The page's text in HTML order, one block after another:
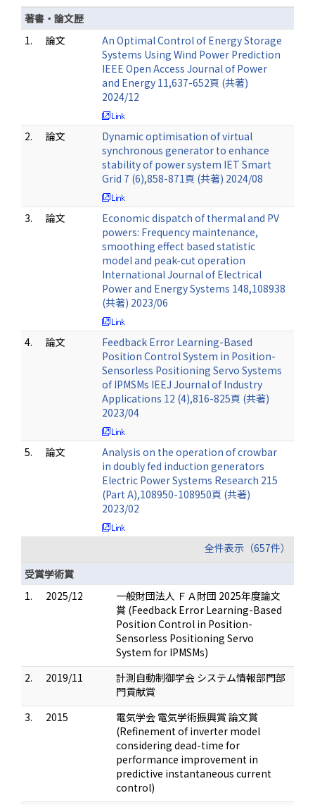
著書・論文歴
1.
論文
An Optimal Control of Energy Storage
Systems Using Wind Power Prediction
IEEE Open Access Journal of Power
and Energy 11,637-652頁 (共著)
2024/12
2. 論文
Dynamic optimisation of virtual
synchronous generator to enhance
stability of power system IET Smart
Grid 7 (6),858-871頁 (共著) 2024/08
3. 論文
Economic dispatch of thermal and PV
powers: Frequency maintenance,
smoothing effect based statistic
model and peak-cut operation
International Journal of Electrical
Power and Energy Systems 148,108938
(共著) 2023/06
4. 論文
Feedback Error Learning-Based
Position Control System in Position-
Sensorless Positioning Servo Systems
of IPMSMs IEEJ Journal of Industry
Applications 12 (4),816-825頁 (共著)
2023/04
5. 論文
Analysis on the operation of crowbar
in doubly fed induction generators
Electric Power Systems Research 215
(Part A),108950-108950頁 (共著)
2023/02
全件表示（657件）
受賞学術賞
1.
2025/12
一般財団法人 ＦＡ財団 2025年度論文
賞 (Feedback Error Learning-Based
Position Control in Position-
Sensorless Positioning Servo
System for IPMSMs)
2.
2019/11
計測自動制御学会 システム情報部門部
門貢献賞
3.
2015
電気学会 電気学術振興賞 論文賞
(Refinement of inverter model
considering dead-time for
performance improvement in
predictive instantaneous current
control)